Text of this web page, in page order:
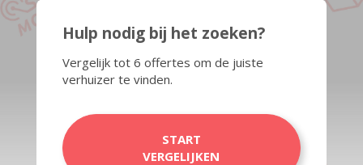
Hulp nodig bij het zoeken?
Vergelijk tot 6 offertes om de juiste
verhuizer te vinden.
START
VERGELIJKEN